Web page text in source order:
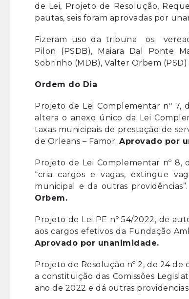
de Lei, Projeto de Resolução,
pautas, seis foram aprovadas por
Fizeram uso da tribuna os
Pilon (PSDB), Maiara Dal Ponte
Sobrinho (MDB), Valter Orbem (PSD)
Ordem do Dia
Projeto de Lei Complementar nº
altera o anexo único da Lei
taxas municipais de prestação de
de Orleans – Famor. Aprovado por
Projeto de Lei Complementar nº
“cria cargos e vagas, extingue
municipal e da outras providências”.
Orbem.
Projeto de Lei PE nº 54/2022, de
aos cargos efetivos da Fundação
Aprovado por unanimidade.
Projeto de Resolução nº 2, de 24
a constituição das Comissões
ano de 2022 e dá outras providencias.